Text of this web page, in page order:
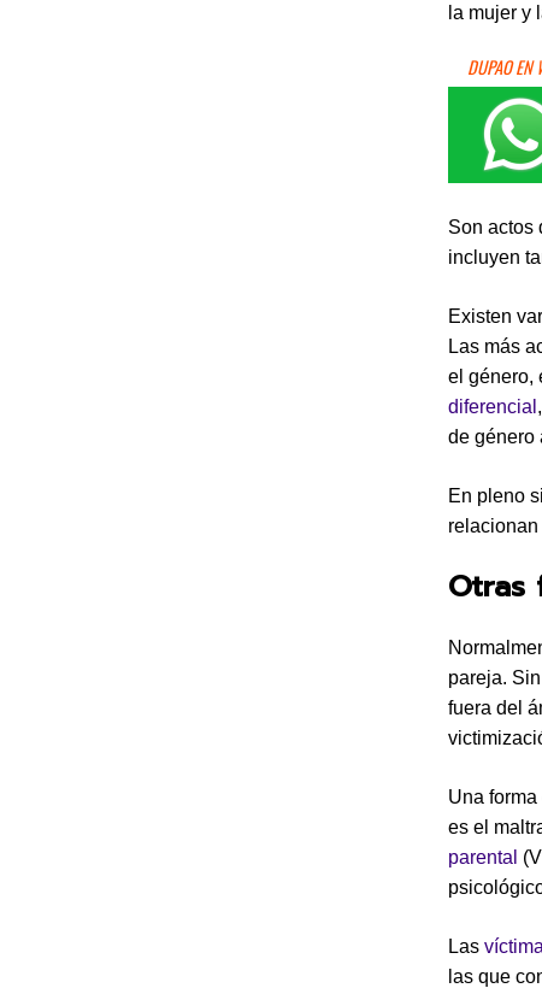
la mujer y
DUPAO EN
Son actos
incluyen
Existen
Las más
el género,
diferencial
de género
En pleno
Otras
pareja.
fuera del
Una
es el
parental
Las
las que